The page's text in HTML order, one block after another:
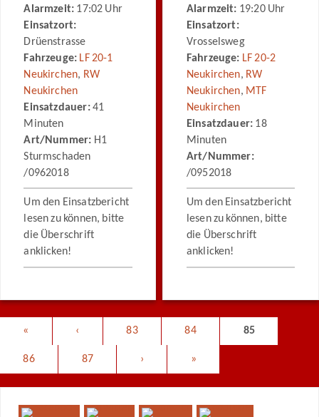
Alarmzeit: 17:02 Uhr
Einsatzort:
Drüenstrasse
Fahrzeuge: LF 20-1
Neukirchen, RW
Neukirchen
Einsatzdauer:41
Minuten
Art/Nummer: H1
Sturmschaden
/0962018
Um den Einsatzbericht
lesen zu können, bitte
die Überschrift
anklicken!
Alarmzeit: 19:20 Uhr
Einsatzort:
Vrosselsweg
Fahrzeuge: LF 20-2
Neukirchen, RW
Neukirchen, MTF
Neukirchen
Einsatzdauer: 18
Minuten
Art/Nummer:
/0952018
Um den Einsatzbericht
lesen zu können, bitte
die Überschrift
anklicken!
« ‹ 83 84 85
86 87 › »